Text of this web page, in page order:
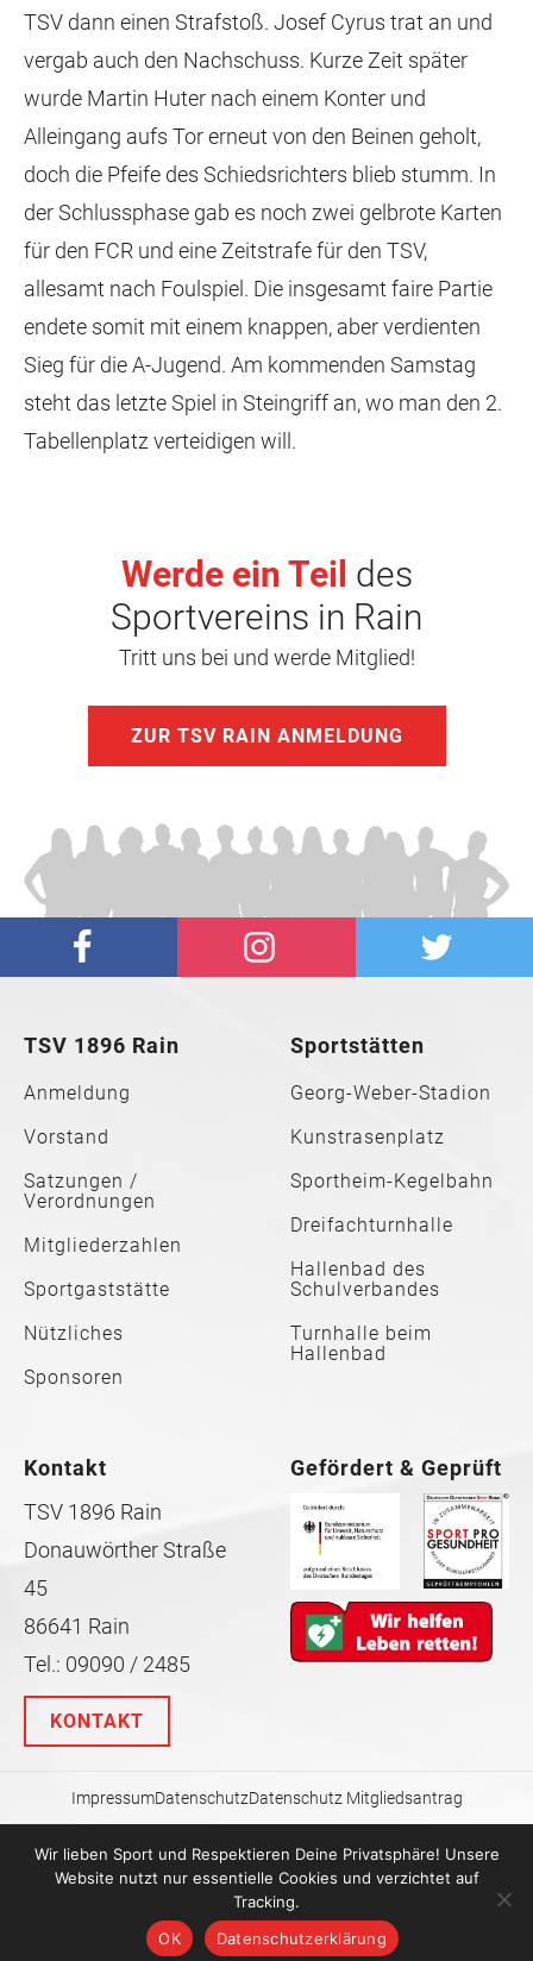
TSV dann einen Strafstoß. Josef Cyrus trat an und
vergab auch den Nachschuss. Kurze Zeit später
wurde Martin Huter nach einem Konter und
Alleingang aufs Tor erneut von den Beinen geholt,
doch die Pfeife des Schiedsrichters blieb stumm. In
der Schlussphase gab es noch zwei gelbrote Karten
für den FCR und eine Zeitstrafe für den TSV,
allesamt nach Foulspiel. Die insgesamt faire Partie
endete somit mit einem knappen, aber verdienten
Sieg für die A-Jugend. Am kommenden Samstag
steht das letzte Spiel in Steingriff an, wo man den 2.
Tabellenplatz verteidigen will.
Werde ein Teil des
Sportvereins in Rain
Tritt uns bei und werde Mitglied!
ZUR TSV RAIN ANMELDUNG
TSV 1896 Rain
Anmeldung
Vorstand
Satzungen /
Verordnungen
Mitgliederzahlen
Sportgaststätte
Nützliches
Sponsoren
Sportstätten
Georg-Weber-Stadion
Kunstrasenplatz
Sportheim-Kegelbahn
Dreifachturnhalle
Hallenbad des
Schulverbandes
Turnhalle beim
Hallenbad
Kontakt
TSV 1896 Rain
Donauwörther Straße
45
86641 Rain
Tel.: 09090 / 2485
KONTAKT
Gefördert & Geprüft
ImpressumDatenschutzDatenschutz Mitgliedsantrag
Copyright © 2026 TSV Rain MP
Wir lieben Sport und Respektieren Deine Privatsphäre! Unsere
Website nutzt nur essentielle Cookies und verzichtet auf
Tracking.
OK
Datenschutzerklärung